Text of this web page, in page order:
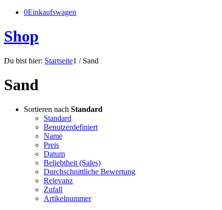
0Einkaufswagen
Shop
Du bist hier: Startseite1 / Sand
Sand
Sortieren nach Standard
Standard
Benutzerdefiniert
Name
Preis
Datum
Beliebtheit (Sales)
Durchschnittliche Bewertung
Relevanz
Zufall
Artikelnummer